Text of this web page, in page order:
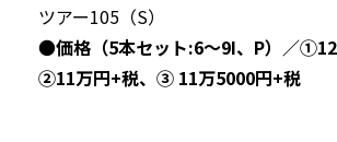
ツアー105（S）
●価格（5本セット:6～9I、P）／①12
②11万円+税、③ 11万5000円+税